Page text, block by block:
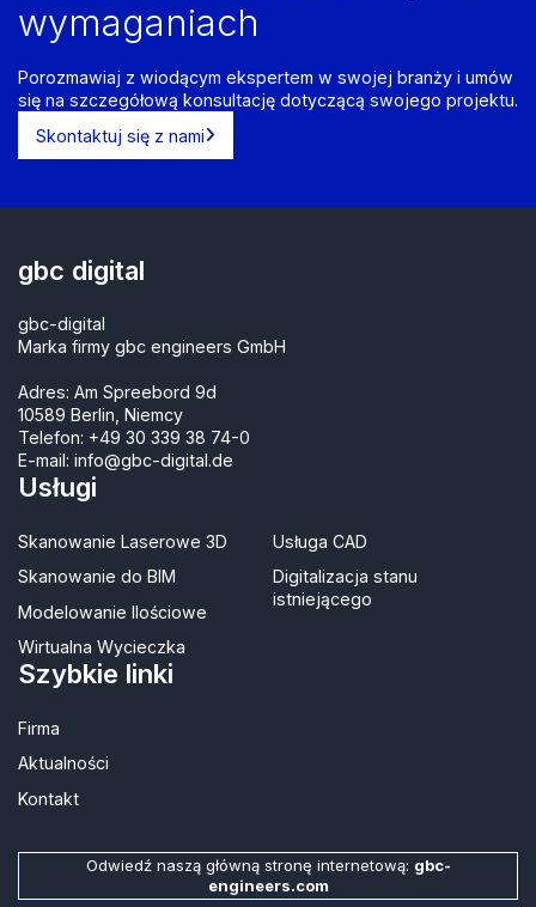
wymaganiach
Porozmawiaj z wiodącym ekspertem w swojej branży i umów
się na szczegółową konsultację dotyczącą swojego projektu.
Skontaktuj się z nami
gbc digital
gbc-digital
Marka firmy gbc engineers GmbH
Adres: Am Spreebord 9d
10589 Berlin, Niemcy
Telefon: +49 30 339 38 74-0
E-mail: info@gbc-digital.de
Usługi
Skanowanie Laserowe 3D
Skanowanie do BIM
Modelowanie Ilościowe
Wirtualna Wycieczka
Usługa CAD
Digitalizacja stanu
istniejącego
Szybkie linki
Firma
Aktualności
Kontakt​
Odwiedź naszą główną stronę internetową: gbc-
engineers.com